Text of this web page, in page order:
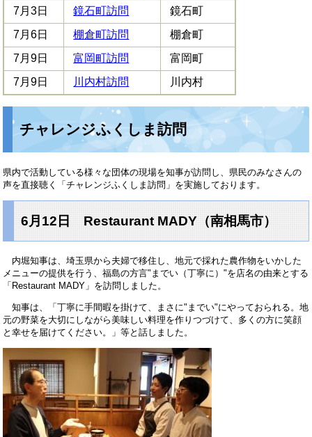
7月3日
鏡石町訪問
鏡石町
7月6日
棚倉町訪問
棚倉町
7月9日
富岡町訪問
富岡町
7月9日
川内村訪問 川内村
チャレンジふくしま訪問
県内で活動している様々な団体の現場を知事が訪問し、県民のみなさんの
声を直接聴く「チャレンジふくしま訪問」を実施しております。
6月12日 Restaurant MADY（南相馬市）
内堀知事は、埼玉県から夫婦で移住し、地元で採れた農作物をいかした
メニューの提供を行う、福島の方言"までい（丁寧に）"を店名の由来とする
「Restaurant MADY」を訪問しました。
知事は、「丁寧に手間暇を掛けて、まさに"までい"にやっておられる。地
元の野菜を大切にしながら美味しい料理を作りつづけて、多くの方に笑顔
と幸せを届けてください。」等と話しました。